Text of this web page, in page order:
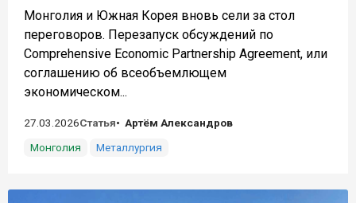
Монголия и Южная Корея вновь сели за стол
переговоров. Перезапуск обсуждений по
Comprehensive Economic Partnership Agreement, или
соглашению об всеобъемлющем
экономическом...
27.03.2026Статья
Артём Александров
Монголия
Металлургия